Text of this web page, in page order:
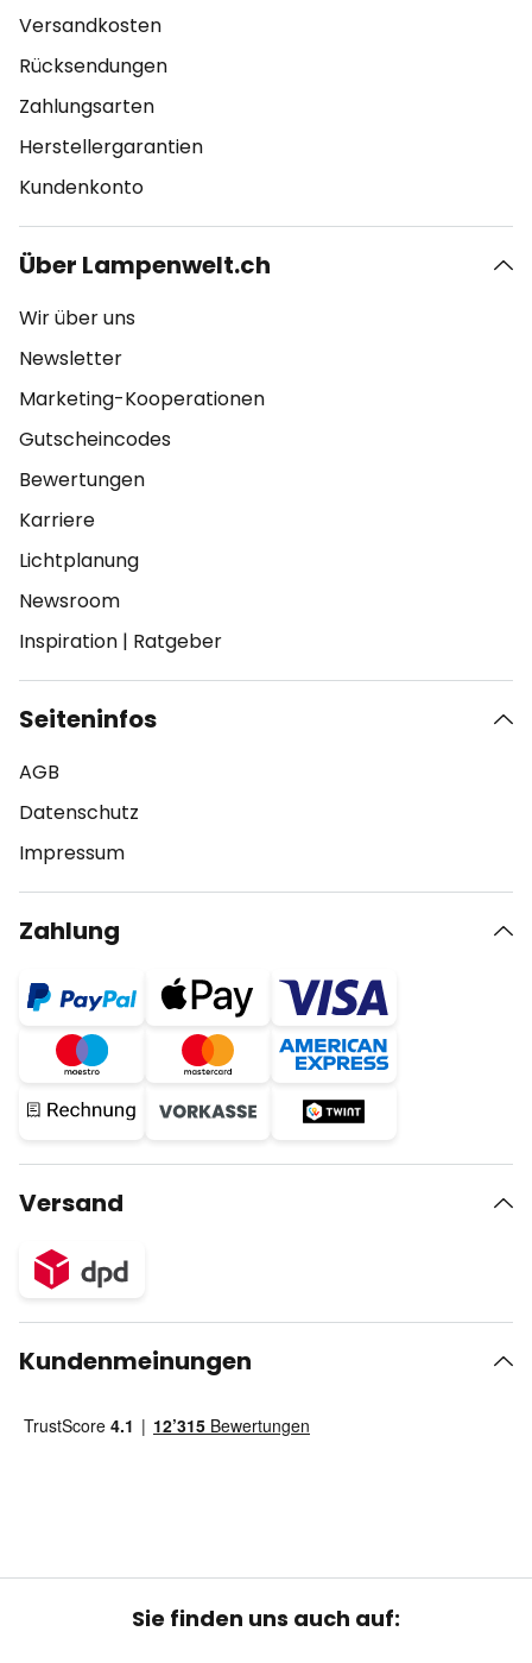
Versandkosten
Rücksendungen
Zahlungsarten
Herstellergarantien
Kundenkonto
Über Lampenwelt.ch
Wir über uns
Newsletter
Marketing-Kooperationen
Gutscheincodes
Bewertungen
Karriere
Lichtplanung
Newsroom
Inspiration | Ratgeber
Seiteninfos
AGB
Datenschutz
Impressum
Zahlung
Versand
Kundenmeinungen
Sie finden uns auch auf: